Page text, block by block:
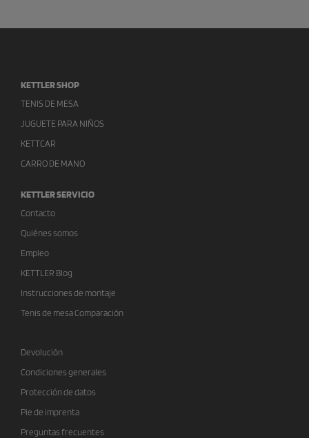
KETTLER SHOP
TENIS DE MESA
JUGUETE PARA NIÑOS
KETTCAR
CARRO DE MANO
KETTLER SERVICIO
Contacto
Quiénes somos
Empleo
KETTLER Blog
Instrucciones de montaje
Tenis de mesa Comparación
Devolución
Condiciones generales
Protección de datos
Pie de imprenta
Preguntas frecuentes